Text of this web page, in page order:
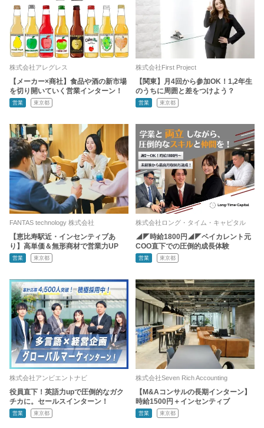
株式会社アレグレス
【メーカー×商社】食品や酒の新市場
を切り開いていく営業インターン！
営業 東京都
株式会社First Project
【関東】月4回から参加OK！1,2年生
のうちに周囲と差をつけよう？
営業 東京都
FANTAS technology 株式会社
【恵比寿駅近・インセンティブあ
り】高単価＆無形商材で営業力UP
営業 東京都
株式会社ロング・タイム・キャピタル
◢◤時給1800円◢◤ベイカレント元
COO直下での圧倒的成長体験
営業 東京都
株式会社アンビエントナビ
役員直下！英語力upで圧倒的なガク
チカに。セールスインターン！
営業 東京都
株式会社Seven Rich Accounting
【M&Aコンサルの長期インターン】
時給1500円＋インセンティブ
営業 東京都